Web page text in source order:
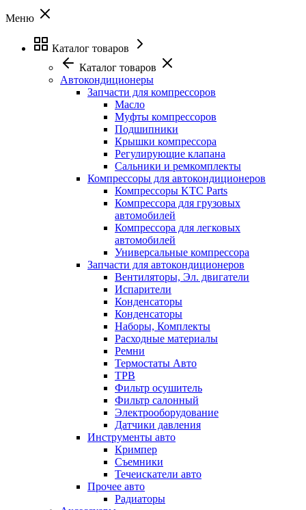
Меню
Каталог товаров
Каталог товаров
Автокондиционеры
Запчасти для компрессоров
Масло
Муфты компрессоров
Подшипники
Крышки компрессора
Регулирующие клапана
Сальники и ремкомплекты
Компрессоры для автокондиционеров
Компрессоры KTC Parts
Компрессора для грузовых
автомобилей
Компрессора для легковых
автомобилей
Универсальные компрессора
Запчасти для автокондиционеров
Вентиляторы, Эл. двигатели
Испарители
Конденсаторы
Конденсаторы
Наборы, Комплекты
Расходные материалы
Ремни
Термостаты Авто
ТРВ
Фильтр осушитель
Фильтр салонный
Электрооборудование
Датчики давления
Инструменты авто
Кримпер
Съемники
Течеискатели авто
Прочее авто
Радиаторы